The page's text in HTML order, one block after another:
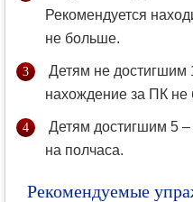
Рекомендуется
не больше.
Детям не достигшим
нахождение за ПК не
Детям достигшим 5 –
на полчаса.
Рекомендуемые